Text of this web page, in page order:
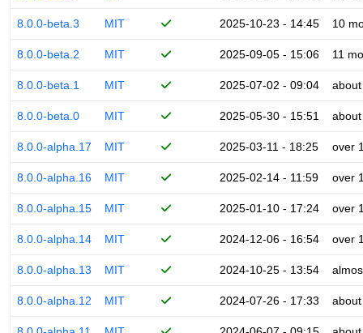
8.0.0-beta.3 MIT 2025-10-23 - 14:45 10
8.0.0-beta.2 MIT 2025-09-05 - 15:06 11
8.0.0-beta.1 MIT 2025-07-02 - 09:04
8.0.0-beta.0 MIT 2025-05-30 - 15:51
8.0.0-alpha.17 MIT 2025-03-11 - 18:25 over
8.0.0-alpha.16 MIT 2025-02-14 - 11:59 over
8.0.0-alpha.15 MIT 2025-01-10 - 17:24 over
8.0.0-alpha.14 MIT 2024-12-06 - 16:54 over
8.0.0-alpha.13 MIT 2024-10-25 - 13:54
8.0.0-alpha.12 MIT 2024-07-26 - 17:33